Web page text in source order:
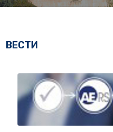
ВЕСТИ